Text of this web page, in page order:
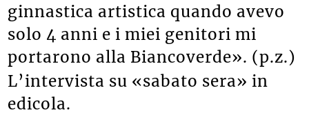
ginnastica artistica quando avevo
solo 4 anni e i miei genitori mi
portarono alla Biancoverde». (p.z.)
L’intervista su «sabato sera» in
edicola.